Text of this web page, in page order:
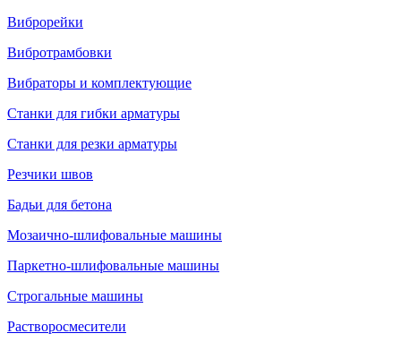
Виброрейки
Вибротрамбовки
Вибраторы и комплектующие
Станки для гибки арматуры
Станки для резки арматуры
Резчики швов
Бадьи для бетона
Мозаично-шлифовальные машины
Паркетно-шлифовальные машины
Строгальные машины
Растворосмесители